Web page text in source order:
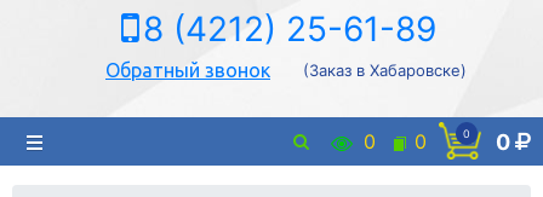
8 (4212) 25-61-89
Обратный звонок (Заказ в Хабаровске)
0 0 0 0